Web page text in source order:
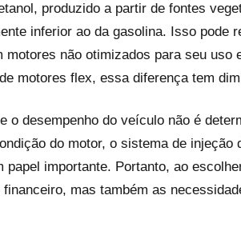
produzido a partir de fontes
inferior ao da gasolina. Isso pode
motores não otimizados para seu
motores flex, essa diferença tem
o desempenho do veículo não é
do motor, o sistema de
papel importante. Portanto, ao
financeiro, mas também as